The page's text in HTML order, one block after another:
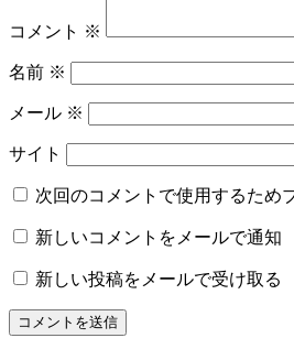
コメント ※
名前 ※
メール ※
サイト
次回のコメントで使用するため
新しいコメントをメールで通知
新しい投稿をメールで受け取る